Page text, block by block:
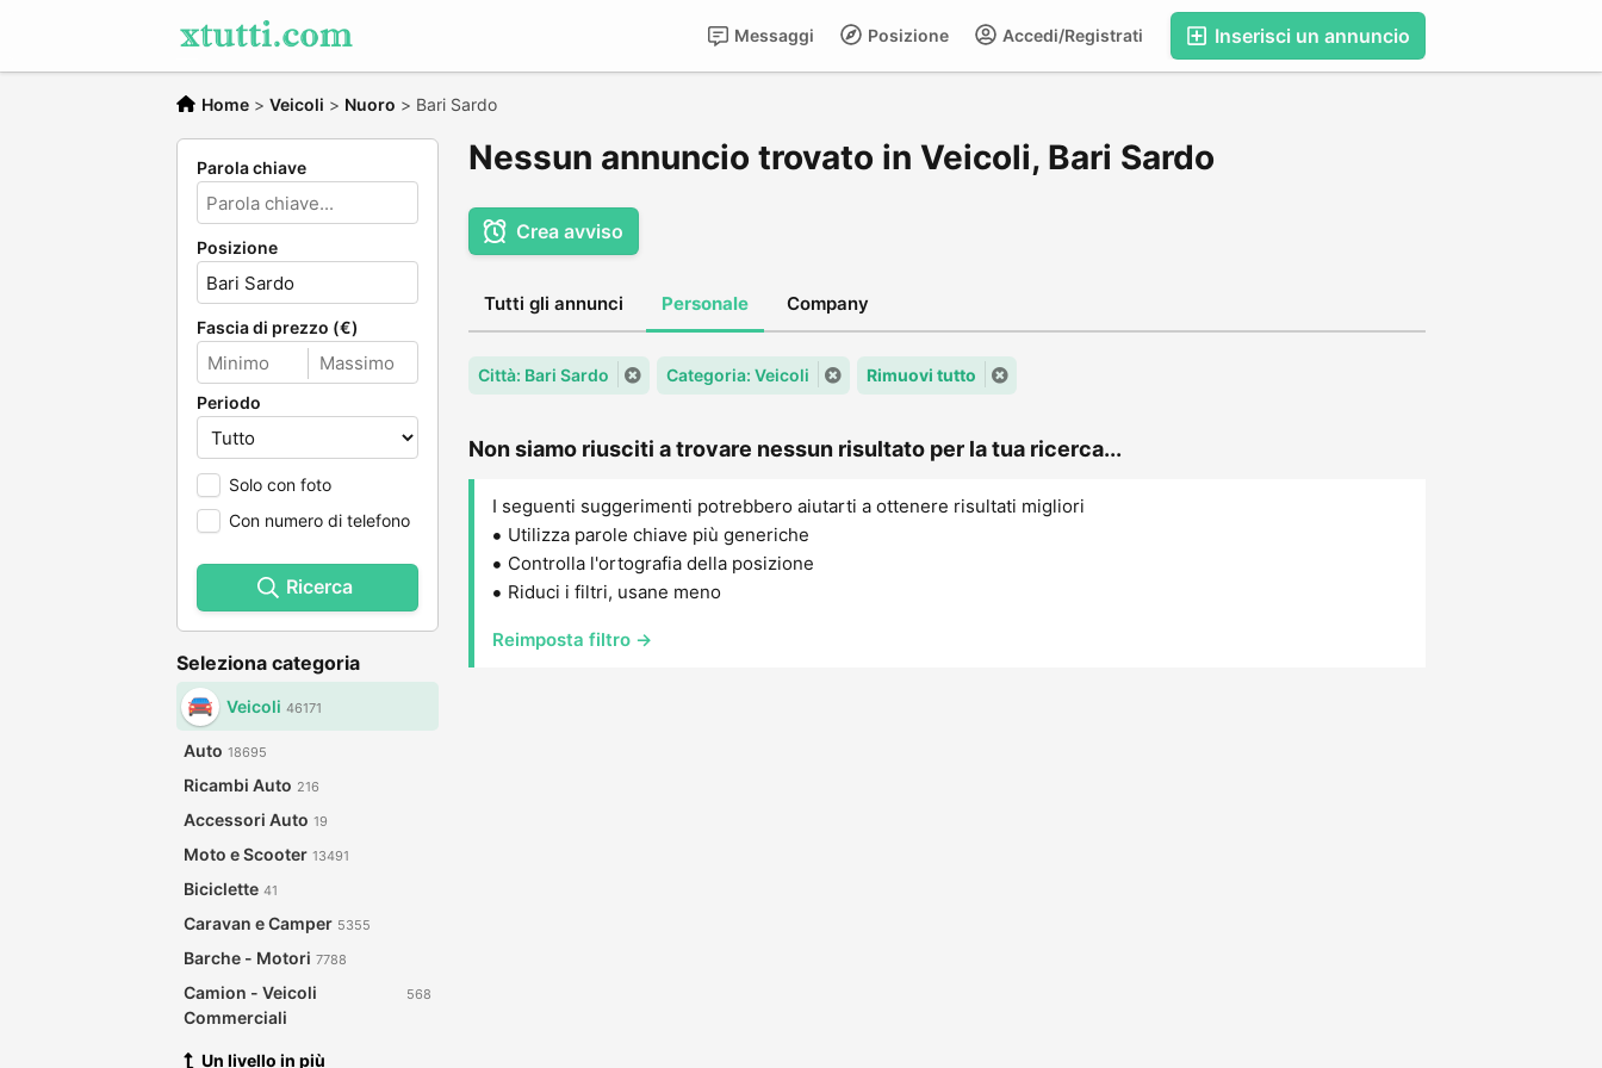
Inserisci un annuncio
Accedi/Registrati
Posizione
Messaggi
Home > Veicoli > Nuoro > Bari Sardo
Parola chiave
Posizione
Fascia di prezzo (€)
Periodo
Solo con foto
Con numero di telefono
Ricerca
Seleziona categoria
Veicoli 46171
Auto 18695
Ricambi Auto 216
Accessori Auto 19
Moto e Scooter 13491
Biciclette 41
Caravan e Camper 5355
Barche - Motori 7788
Camion - Veicoli
Commerciali
568
Un livello in più
Nessun annuncio trovato in Veicoli, Bari Sardo
Crea avviso
Tutti gli annunci Personale Company
Città: Bari Sardo Categoria: Veicoli Rimuovi tutto
Non siamo riusciti a trovare nessun risultato per la tua ricerca...
I seguenti suggerimenti potrebbero aiutarti a ottenere risultati migliori
Utilizza parole chiave più generiche
Controlla l'ortografia della posizione
Riduci i filtri, usane meno
Reimposta filtro →